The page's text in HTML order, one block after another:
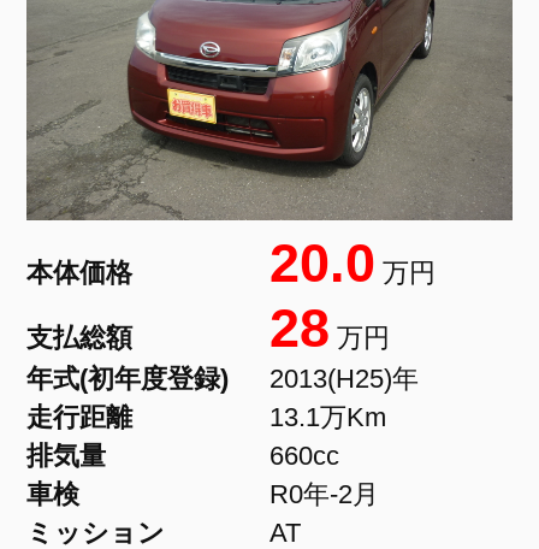
本体価格 20.0 万円
支払総額 28 万円
年式(初年度登録)
2013(H25)年
走行距離
13.1万Km
排気量
660cc
車検
R0年-2月
ミッション
AT